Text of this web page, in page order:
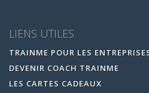
LIENS UTILES
TRAINME POUR LES
DEVENIR COACH TRAINME
LES CARTES CADEAUX